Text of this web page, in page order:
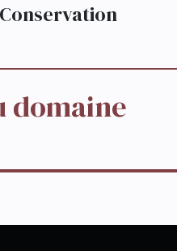
Conservation
domaine